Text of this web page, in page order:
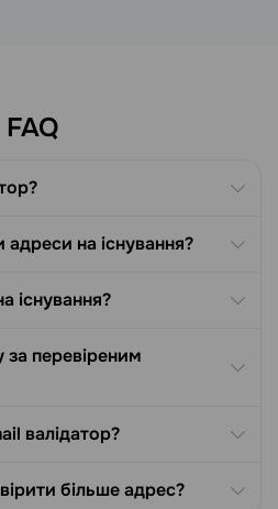
FAQ
адреси на існування?
існування?
перевіреним
валідатор?
більше адрес?